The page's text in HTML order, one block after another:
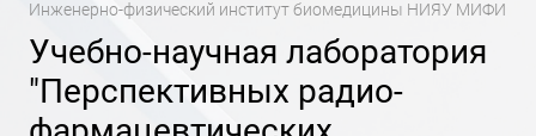
инженерно-физический институт биомедицины НИЯУ МИФИ
Учебно-научная лаборатория
"Перспективных радио-